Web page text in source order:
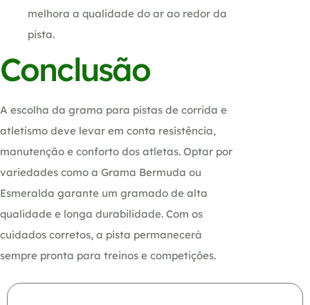
melhora a qualidade do ar ao redor da
pista.
Conclusão
A escolha da grama para pistas de corrida e
atletismo deve levar em conta resistência,
manutenção e conforto dos atletas. Optar por
variedades como a Grama Bermuda ou
Esmeralda garante um gramado de alta
qualidade e longa durabilidade. Com os
cuidados corretos, a pista permanecerá
sempre pronta para treinos e competições.